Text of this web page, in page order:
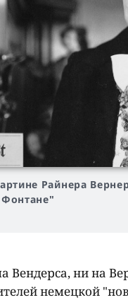
Райнера
ни на
немецкой